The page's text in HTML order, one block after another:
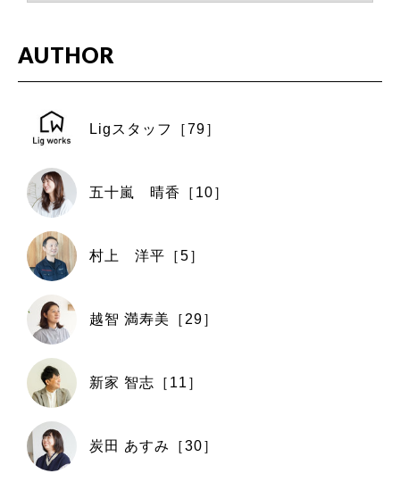
AUTHOR
Ligスタッフ［79］
五十嵐 晴香［10］
村上 洋平［5］
越智 満寿美［29］
新家 智志［11］
炭田 あすみ［30］